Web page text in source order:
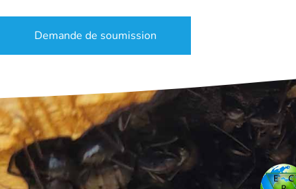
Demande de soumission